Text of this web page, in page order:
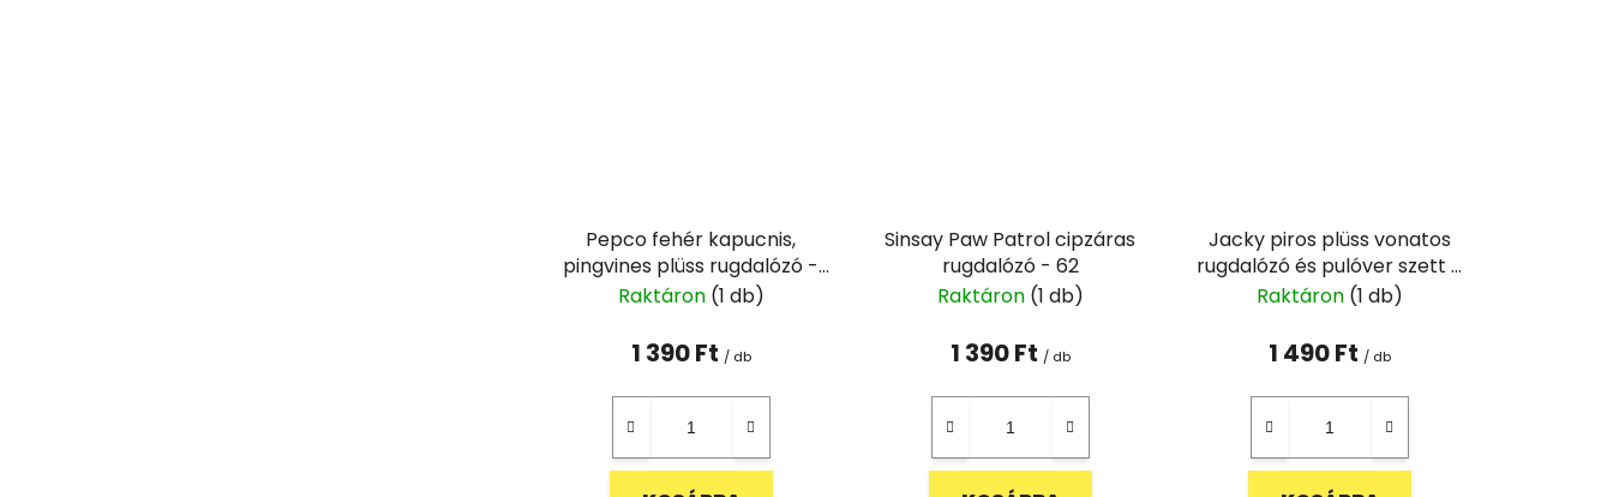
Pepco fehér kapucnis,
pingvines plüss rugdalózó -
68
Raktáron (1 db)
1 390 Ft / db
Sinsay Paw Patrol cipzáras
rugdalózó - 62
Raktáron (1 db)
1 390 Ft / db
Jacky piros plüss vonatos
rugdalózó és pulóver szett -
68
Raktáron (1 db)
1 490 Ft / db